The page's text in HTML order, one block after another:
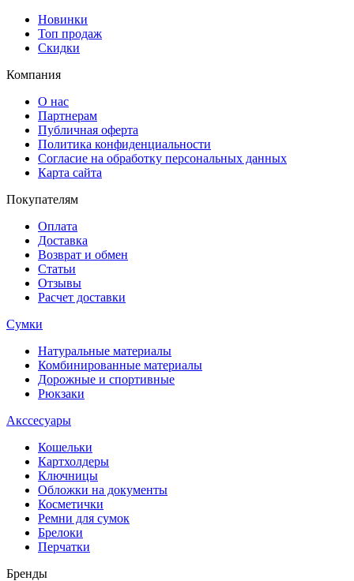
Новинки
Топ продаж
Скидки
Компания
О нас
Партнерам
Публичная оферта
Политика конфиденциальности
Согласие на обработку персональных данных
Карта сайта
Покупателям
Оплата
Доставка
Возврат и обмен
Статьи
Отзывы
Расчет доставки
Сумки
Натуральные материалы
Комбинированные материалы
Дорожные и спортивные
Рюкзаки
Акссесуары
Кошельки
Картхолдеры
Ключницы
Обложки на документы
Косметички
Ремни для сумок
Брелоки
Перчатки
Бренды